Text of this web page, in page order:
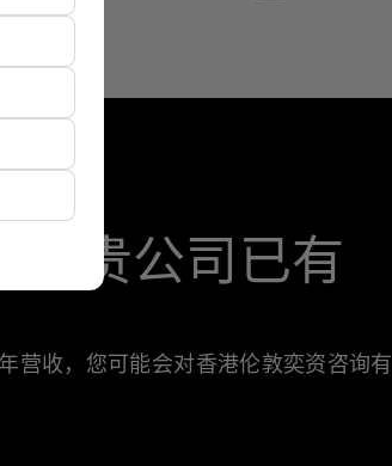
或贵公司已有
营收，您可能会对香港伦敦奕资咨询有